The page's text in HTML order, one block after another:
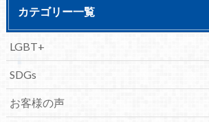
カテゴリー一覧
LGBT+
SDGs
お客様の声